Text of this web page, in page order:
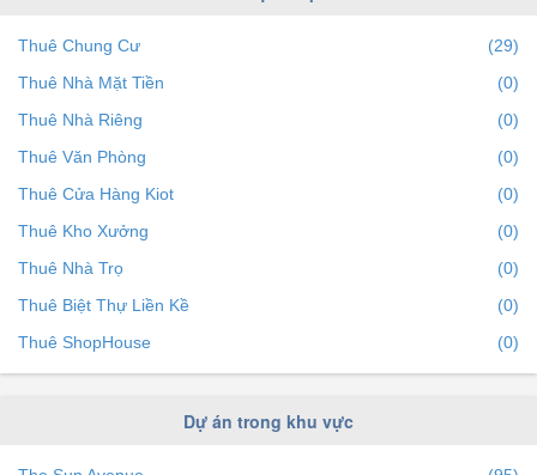
Thuê Chung Cư
(29)
Thuê Nhà Mặt Tiền
(0)
Thuê Nhà Riêng
(0)
Thuê Văn Phòng
(0)
Thuê Cửa Hàng Kiot
(0)
Thuê Kho Xưởng
(0)
Thuê Nhà Trọ
(0)
Thuê Biệt Thự Liền Kề
(0)
Thuê ShopHouse
(0)
Dự án trong khu vực